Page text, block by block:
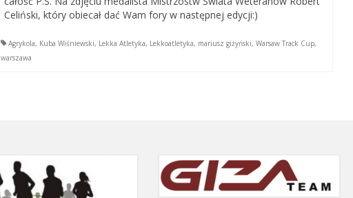
Celiński, który obiecał dać Wam fory w następnej edycji:)
Agrykola, Kuba Wiśniewski, Lekka Atletyka, Lekkoatletyka, mariusz giżyński, Warsaw Track Cup,
warszawa